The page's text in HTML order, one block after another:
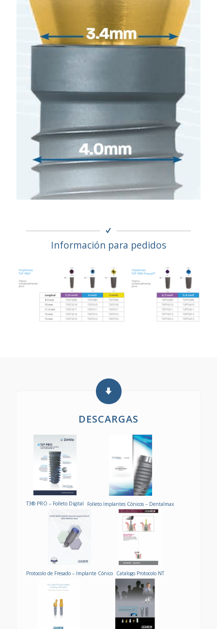
Información para pedidos
DESCARGAS
T3® PRO – Folleto Digital Folleto Implantes Cónicos – Dentalmax
Protocolo de Fresado – Implante Cónico Catalogo Protocolo NT